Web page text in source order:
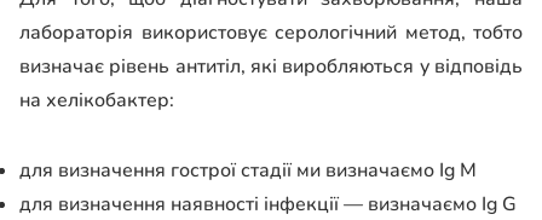
лабораторія використовує серологічний метод, тобто
визначає рівень антитіл, які виробляються у відповідь
на хелікобактер:
для визначення гострої стадії ми визначаємо Ig М
для визначення наявності інфекції — визначаємо Ig G